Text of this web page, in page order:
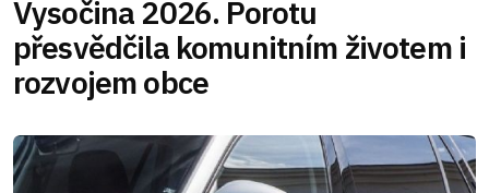
Vysočina 2026. Porotu
přesvědčila komunitním životem i
rozvojem obce